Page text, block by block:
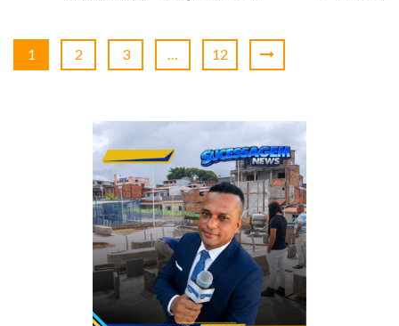
1 2 3 … 12